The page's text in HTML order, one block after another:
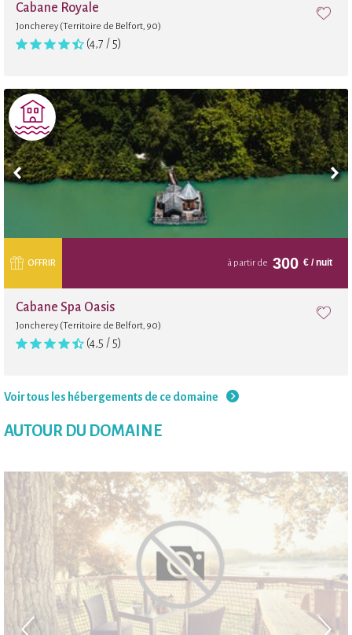
Cabane Royale
Joncherey (Territoire de Belfort, 90)
(4,7 / 5)
OFFRIR à partir de 300 € / nuit
Cabane Spa Oasis
Joncherey (Territoire de Belfort, 90)
(4,5 / 5)
Voir tous les hébergements de ce domaine
AUTOUR DU DOMAINE